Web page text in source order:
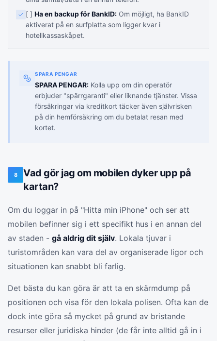
[ ] Ha en backup för BankID: Om möjligt, ha BankID
aktiverat på en surfplatta som ligger kvar i
hotellkassaskåpet.
SPARA PENGAR
SPARA PENGAR: Kolla upp om din operatör
erbjuder "spärrgaranti" eller liknande tjänster. Vissa
försäkringar via kreditkort täcker även självrisken
på din hemförsäkring om du betalat resan med
kortet.
8
Vad gör jag om mobilen dyker upp på
kartan?
Om du loggar in på "Hitta min iPhone" och ser att
mobilen befinner sig i ett specifikt hus i en annan del
av staden - gå aldrig dit själv. Lokala tjuvar i
turistområden kan vara del av organiserade ligor och
situationen kan snabbt bli farlig.
Det bästa du kan göra är att ta en skärmdump på
positionen och visa för den lokala polisen. Ofta kan de
dock inte göra så mycket på grund av bristande
resurser eller juridiska hinder (de får inte alltid gå in i